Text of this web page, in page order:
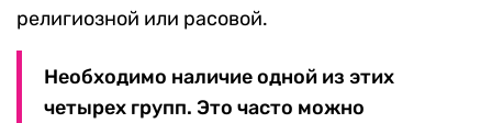
религиозной или расовой.
Необходимо наличие одной из этих
четырех групп. Это часто можно